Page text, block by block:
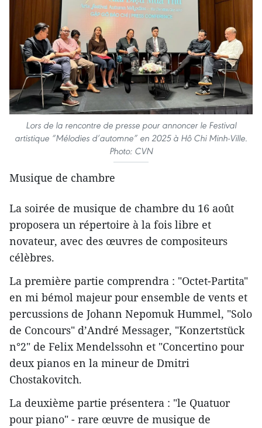
Lors de la rencontre de presse pour annoncer le Festival
artistique “Mélodies d’automne” en 2025 à Hô Chi Minh-Ville.
Photo: CVN
Musique de chambre
La soirée de musique de chambre du 16 août
proposera un répertoire à la fois libre et
novateur, avec des œuvres de compositeurs
célèbres.
La première partie comprendra : "Octet-Partita"
en mi bémol majeur pour ensemble de vents et
percussions de Johann Nepomuk Hummel, "Solo
de Concours" d’André Messager, "Konzertstück
n°2" de Felix Mendelssohn et "Concertino pour
deux pianos en la mineur de Dmitri
Chostakovitch.
La deuxième partie présentera : "le Quatuor
pour piano" - rare œuvre de musique de